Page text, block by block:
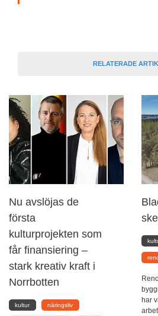
RELATERADE
Nu avslöjas de
första
kulturprojekten som
får finansiering –
stark kreativ kraft i
Norrbotten
kultur näringsliv
har